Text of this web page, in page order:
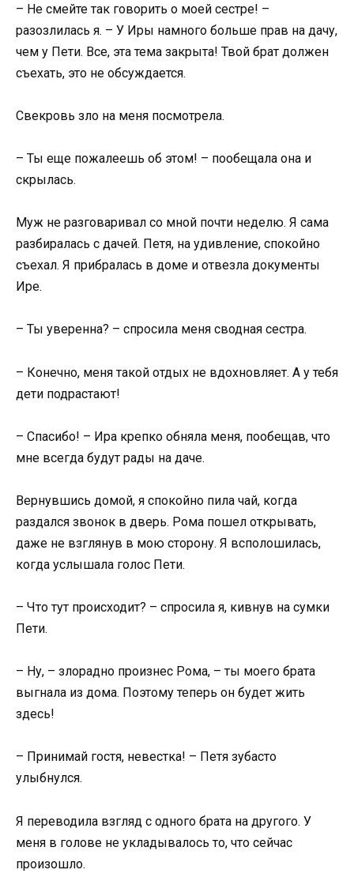
– Не смейте так говорить о моей сестре! –
разозлилась я. – У Иры намного больше прав на дачу,
чем у Пети. Все, эта тема закрыта! Твой брат должен
съехать, это не обсуждается.
Свекровь зло на меня посмотрела.
– Ты еще пожалеешь об этом! – пообещала она и
скрылась.
Муж не разговаривал со мной почти неделю. Я сама
разбиралась с дачей. Петя, на удивление, спокойно
съехал. Я прибралась в доме и отвезла документы
Ире.
– Ты уверенна? – спросила меня сводная сестра.
– Конечно, меня такой отдых не вдохновляет. А у тебя
дети подрастают!
– Спасибо! – Ира крепко обняла меня, пообещав, что
мне всегда будут рады на даче.
Вернувшись домой, я спокойно пила чай, когда
раздался звонок в дверь. Рома пошел открывать,
даже не взглянув в мою сторону. Я всполошилась,
когда услышала голос Пети.
– Что тут происходит? – спросила я, кивнув на сумки
Пети.
– Ну, – злорадно произнес Рома, – ты моего брата
выгнала из дома. Поэтому теперь он будет жить
здесь!
– Принимай гостя, невестка! – Петя зубасто
улыбнулся.
Я переводила взгляд с одного брата на другого. У
меня в голове не укладывалось то, что сейчас
произошло.